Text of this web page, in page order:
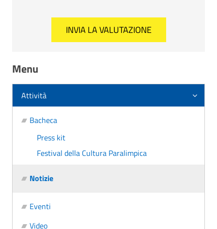
Menu
Attività
Bacheca
Press kit
Festival della Cultura Paralimpica
Notizie
Eventi
Video